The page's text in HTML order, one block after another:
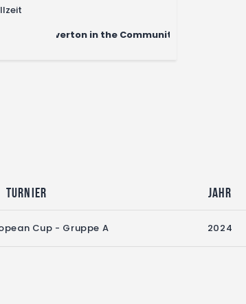
Everton in the Community
Turnier Jahr
Cup - Gruppe A 2024